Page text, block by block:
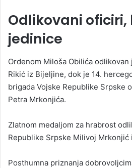
Odlikovani oficiri,
jedinice
Ordenom Miloša Obilića
Rikić iz Bijeljine, dok je 14.
brigada Vojske Republike Srpske
Petra Mrkonjića.
Zlatnom medaljom za hrabrost
Republike Srpske Milivoj Mrkonjić
Posthumna priznanja